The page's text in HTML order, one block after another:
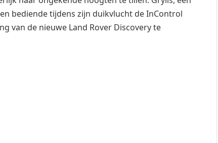
bediende tijdens zijn duikvlucht de InControl
van de nieuwe Land Rover Discovery te